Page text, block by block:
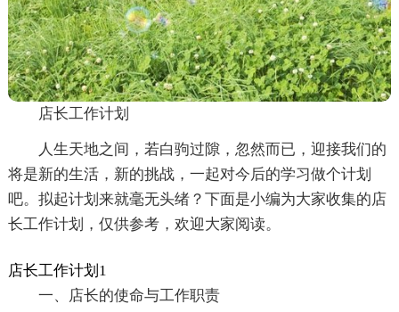
店长工作计划
人生天地之间，若白驹过隙，忽然而已，迎接我们的
将是新的生活，新的挑战，一起对今后的学习做个计划
吧。拟起计划来就毫无头绪？下面是小编为大家收集的店
长工作计划，仅供参考，欢迎大家阅读。
店长工作计划1
一、店长的使命与工作职责